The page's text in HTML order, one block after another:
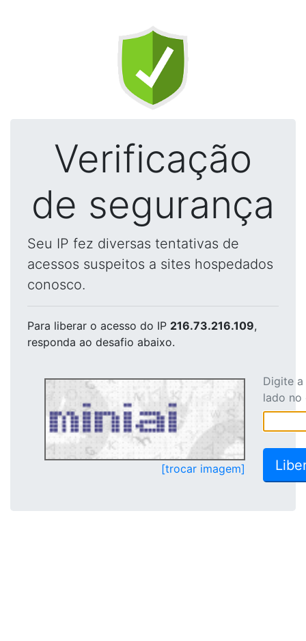
Verificação
de segurança
Seu IP fez diversas tentativas de
acessos suspeitos a sites hospedados
conosco.
Para liberar o acesso do IP 216.73.216.109,
responda ao desafio abaixo.
[trocar imagem]
Digite
lado no